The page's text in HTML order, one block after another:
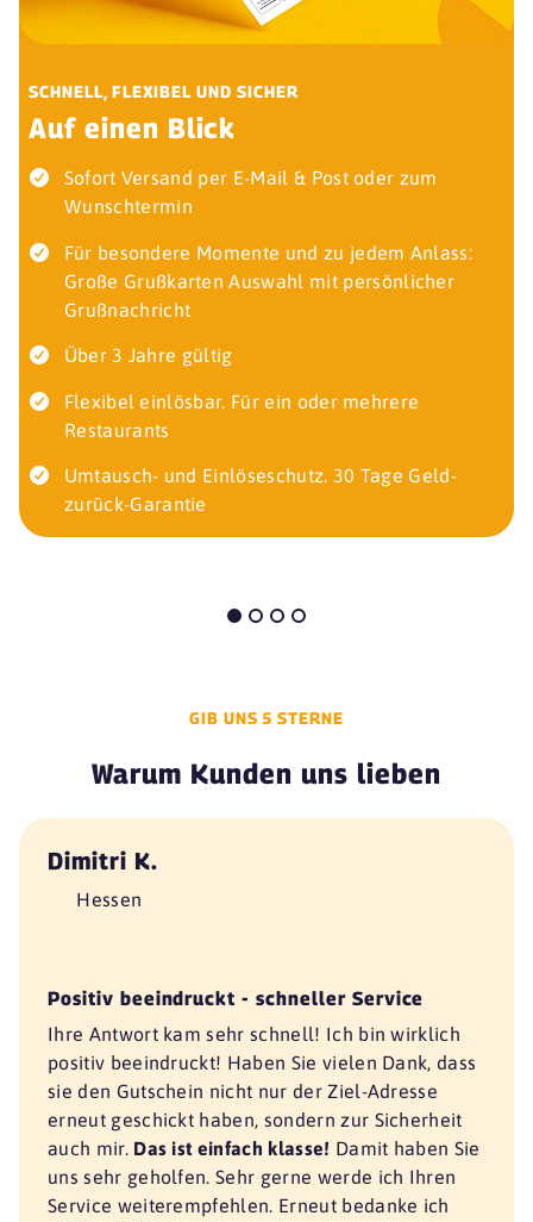
SCHNELL, FLEXIBEL UND SICHER
Auf einen Blick
Sofort Versand per E-Mail & Post oder zum
Wunschtermin
Für besondere Momente und zu jedem Anlass:
Große Grußkarten Auswahl mit persönlicher
Grußnachricht
Über 3 Jahre gültig
Flexibel einlösbar. Für ein oder mehrere
Restaurants
Umtausch- und Einlöseschutz. 30 Tage Geld-
zurück-Garantie
GIB UNS 5 STERNE
Warum Kunden uns lieben
Dimitri K.
Hessen
Positiv beeindruckt - schneller Service
Ihre Antwort kam sehr schnell! Ich bin wirklich
positiv beeindruckt! Haben Sie vielen Dank, dass
sie den Gutschein nicht nur der Ziel-Adresse
erneut geschickt haben, sondern zur Sicherheit
auch mir. Das ist einfach klasse! Damit haben Sie
uns sehr geholfen. Sehr gerne werde ich Ihren
Service weiterempfehlen. Erneut bedanke ich